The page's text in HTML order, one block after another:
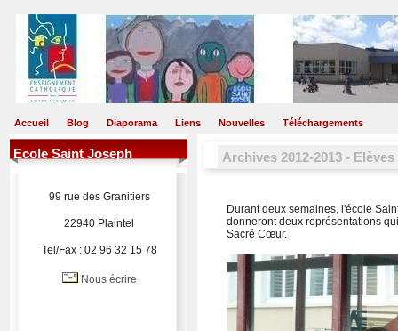
Accueil Blog Diaporama Liens Nouvelles Téléchargements
Ecole Saint Joseph
99 rue des Granitiers
22940 Plaintel
Tel/Fax : 02 96 32 15 78
Nous écrire
Archives 2012-2013 -
Durant deux semaines, l'école
donneront deux représentations
Sacré Cœur.